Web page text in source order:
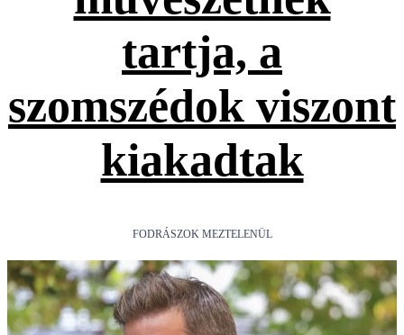
tartja, a
szomszédok viszont
kiakadtak
FODRÁSZOK MEZTELENÜL